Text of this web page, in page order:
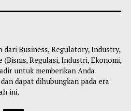
dari Business, Regulatory, Industry,
(Bisnis, Regulasi, Industri, Ekonomi,
untuk memberikan Anda
dapat dihubungkan pada era
ini.